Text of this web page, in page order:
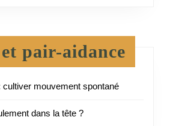
pair-aidance
cultiver mouvement spontané
dans la tête ?